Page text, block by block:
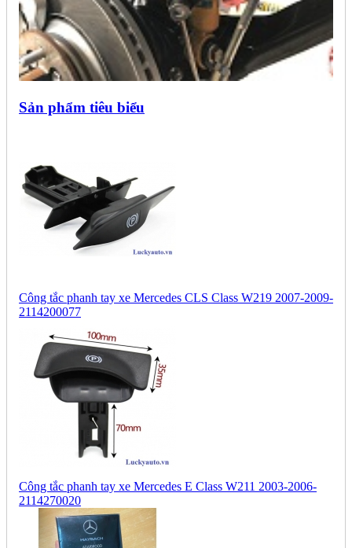
Sản phẩm tiêu biểu
Công tắc phanh tay xe Mercedes CLS Class W219 2007-2009-
2114200077
Công tắc phanh tay xe Mercedes E Class W211 2003-2006-
2114270020